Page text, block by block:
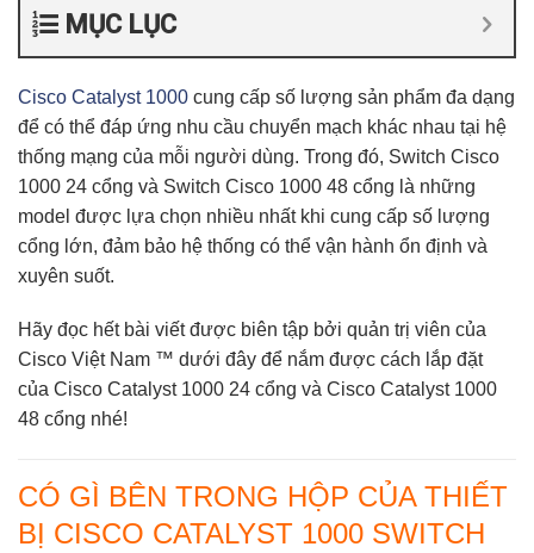
MỤC LỤC
Cisco Catalyst 1000 cung cấp số lượng sản phẩm đa dạng
để có thể đáp ứng nhu cầu chuyển mạch khác nhau tại hệ
thống mạng của mỗi người dùng. Trong đó, Switch Cisco
1000 24 cổng và Switch Cisco 1000 48 cổng là những
model được lựa chọn nhiều nhất khi cung cấp số lượng
cổng lớn, đảm bảo hệ thống có thể vận hành ổn định và
xuyên suốt.
Hãy đọc hết bài viết được biên tập bởi quản trị viên của
Cisco Việt Nam ™ dưới đây để nắm được cách lắp đặt
của Cisco Catalyst 1000 24 cổng và Cisco Catalyst 1000
48 cổng nhé!
CÓ GÌ BÊN TRONG HỘP CỦA THIẾT
BỊ CISCO CATALYST 1000 SWITCH